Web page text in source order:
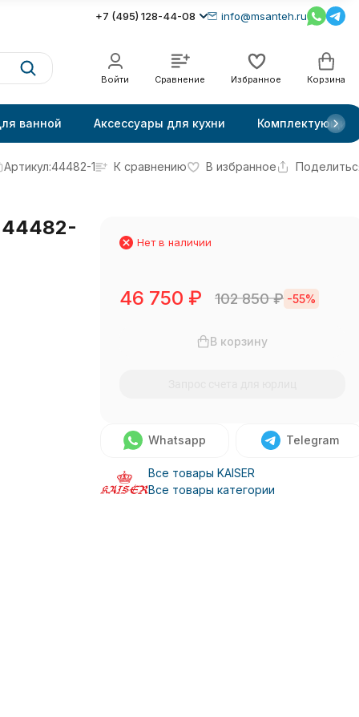
+7 (495) 128-44-08 info@msanteh.ru
Войти Сравнение Избранное Корзина
ванной Аксессуары для кухни Комплектующие
Артикул:44482-1 К сравнению В избранное
44482-
Нет в наличии
46 750 ₽ 102 850₽ -55%
В корзину
Whatsapp Telegram
Все товары KAISER
Все товары категории